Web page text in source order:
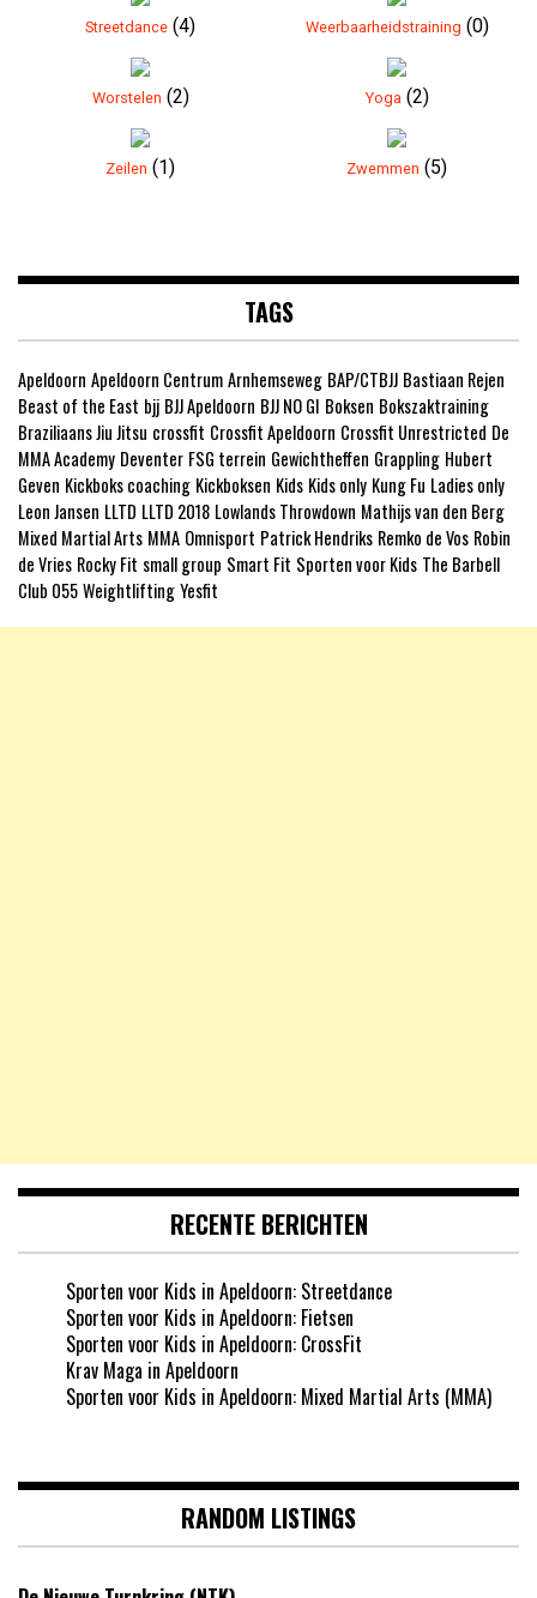
Streetdance (4) Weerbaarheidstraining (0)
Worstelen (2) Yoga(2)
Zeilen (1) Zwemmen (5)
TAGS
Apeldoorn Apeldoorn CentrumArnhemseweg BAP/CTBJJ Bastiaan Rejen
Beast of the East bjj BJJ Apeldoorn BJJ NO GI Boksen Bokszaktraining
Braziliaans Jiu Jitsu crossfit Crossfit Apeldoorn Crossfit Unrestricted De
MMA Academy Deventer FSG terrein Gewichtheffen Grappling Hubert
Geven Kickboks coaching Kickboksen Kids Kids only Kung Fu Ladies only
Leon Jansen LLTD LLTD 2018 Lowlands Throwdown Mathijs van den Berg
Mixed Martial Arts MMA Omnisport Patrick Hendriks Remko de Vos Robin
de Vries Rocky Fit small group Smart Fit Sporten voor Kids The Barbell
Club 055WeightliftingYesfit
RECENTE BERICHTEN
Sporten voor Kids in Apeldoorn: Streetdance
Sporten voor Kids in Apeldoorn: Fietsen
Sporten voor Kids in Apeldoorn: CrossFit
Krav Maga in Apeldoorn
Sporten voor Kids in Apeldoorn: Mixed Martial Arts (MMA)
RANDOM LISTINGS